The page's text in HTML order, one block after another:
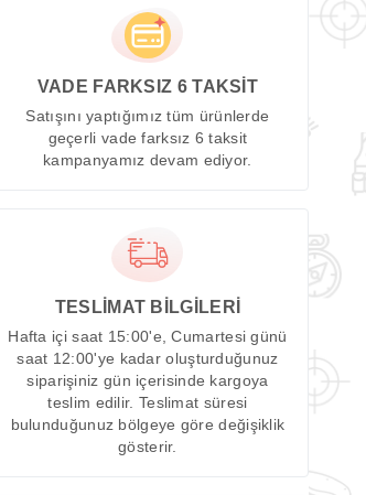
VADE FARKSIZ 6 TAKSİT
Satışını yaptığımız tüm ürünlerde
geçerli vade farksız 6 taksit
kampanyamız devam ediyor.
TESLİMAT BİLGİLERİ
Hafta içi saat 15:00'e, Cumartesi günü
saat 12:00'ye kadar oluşturduğunuz
siparişiniz gün içerisinde kargoya
teslim edilir. Teslimat süresi
bulunduğunuz bölgeye göre değişiklik
gösterir.